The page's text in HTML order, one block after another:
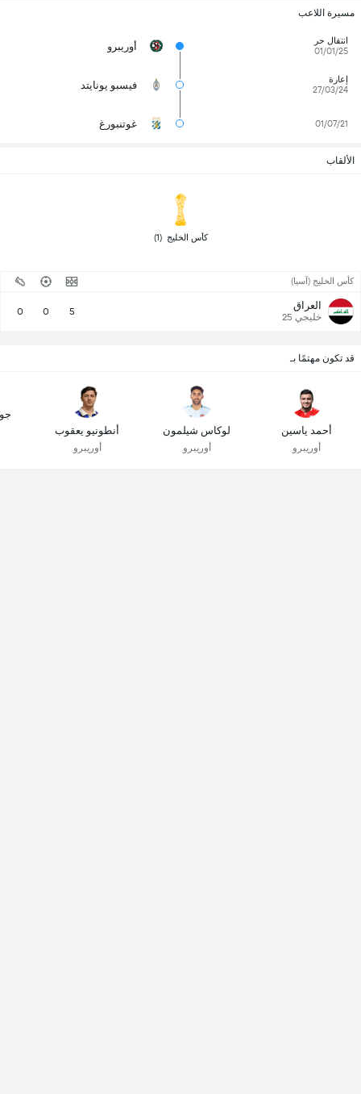
مسيرة اللاعب
انتقال حر
01/01/25
أوريبرو
إعارة
27/03/24
فيسبو يونايتد
01/07/21 غوتنبورغ
الألقاب
كأس الخليج  (1)
كأس الخليج (آسيا)
العراق
خليجي 25 5
0
0
قد تكون مهتمًا بـ
أحمد ياسين
أوريبرو
لوكاس شيلمون
أوريبرو
أنطونيو يعقوب
أوريبرو